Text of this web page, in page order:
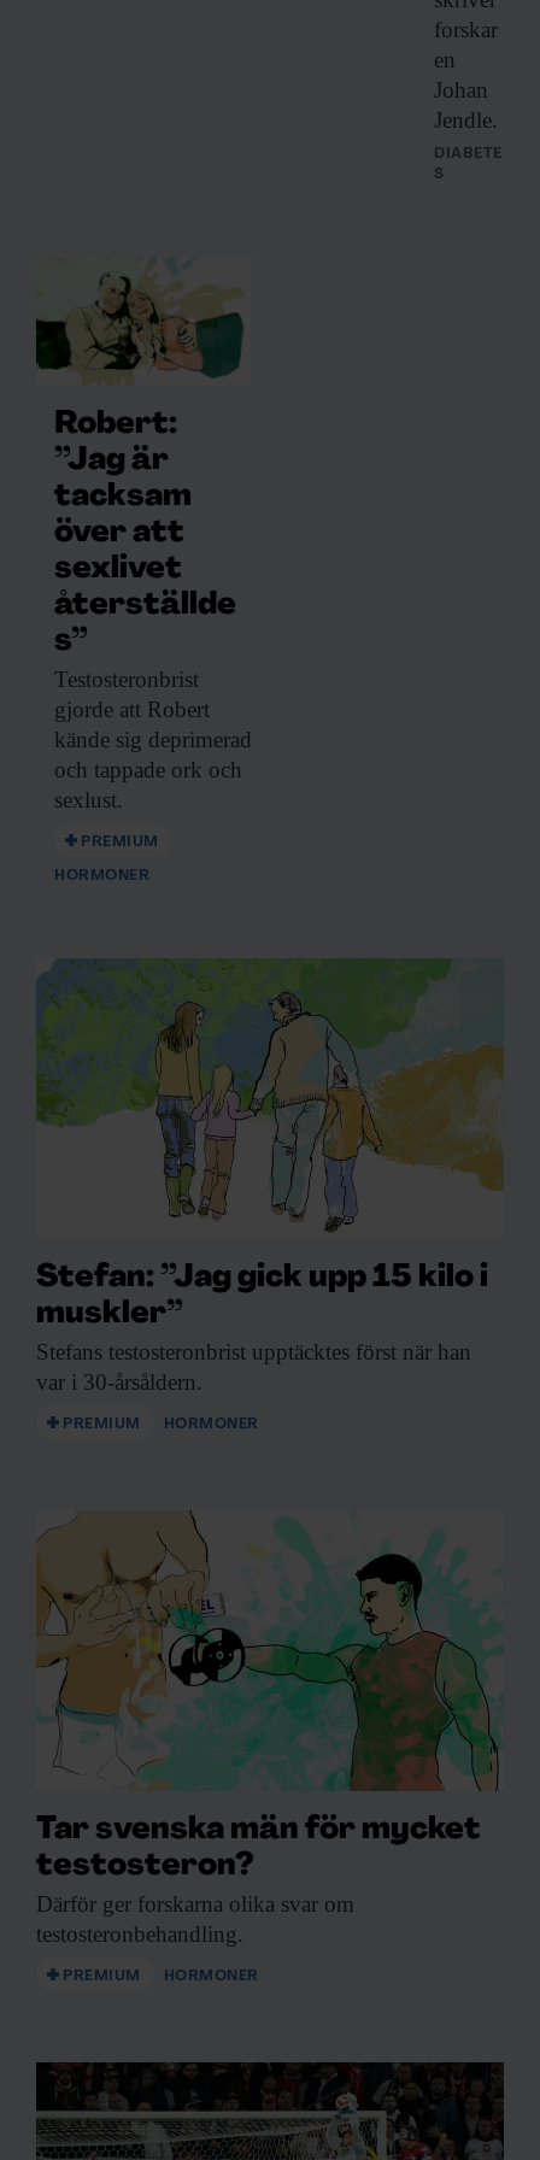
forskar
en
Johan
Jendle.
DIABETE
S
Robert:
”Jag är
tacksam
över att
sexlivet
återställde
s”
Testosteronbrist
gjorde att Robert
kände sig deprimerad
och tappade ork och
sexlust.
PREMIUM
HORMONER
Stefan: ”Jag gick upp 15 kilo i
muskler”
Stefans testosteronbrist upptäcktes först när han
var i 30-årsåldern.
PREMIUM HORMONER
Tar svenska män för mycket
testosteron?
Därför ger forskarna olika svar om
testosteronbehandling.
PREMIUM HORMONER